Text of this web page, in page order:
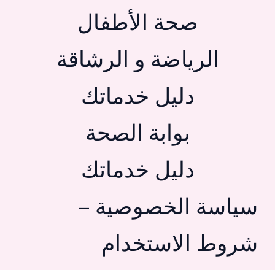
صحة الأطفال
الرياضة و الرشاقة
دليل خدماتك
بوابة الصحة
دليل خدماتك
سياسة الخصوصية –
شروط الاستخدام